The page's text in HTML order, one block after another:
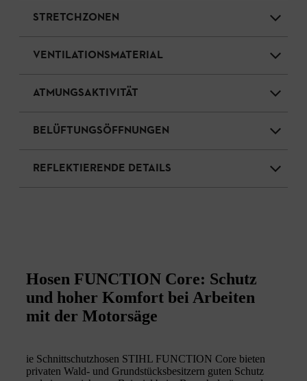
STRETCHZONEN
VENTILATIONSMATERIAL
ATMUNGSAKTIVITÄT
BELÜFTUNGSÖFFNUNGEN
REFLEKTIERENDE DETAILS
Hosen FUNCTION Core: Schutz
und hoher Komfort bei Arbeiten
mit der Motorsäge
ie Schnittschutzhosen STIHL FUNCTION Core bieten
privaten Wald- und Grundstücksbesitzern guten Schutz